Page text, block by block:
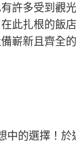
許多受到觀
此扎根的飯
嶄新且齊全
中的選擇！於